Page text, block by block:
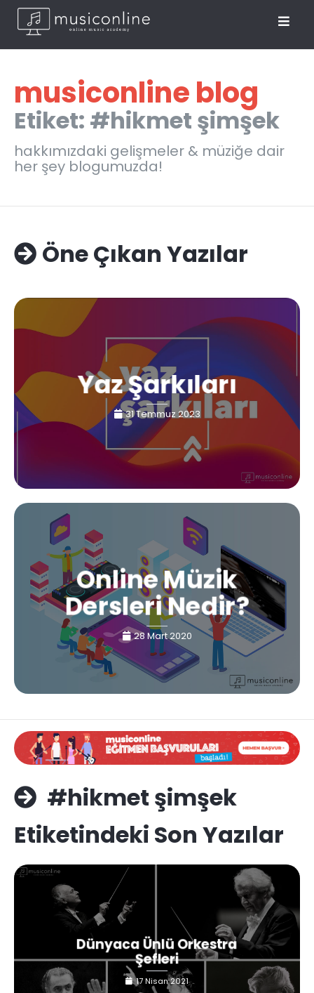
musiconline blog
Etiket: #hikmet şimşek
hakkımızdaki gelişmeler & müziğe dair
her şey blogumuzda!
Öne Çıkan Yazılar
Yaz Şarkıları
31 Temmuz 2023
Online Müzik
Dersleri Nedir?
28 Mart 2020
#hikmet şimşek
Etiketindeki Son Yazılar
Dünyaca Ünlü Orkestra
Şefleri
17 Nisan 2021